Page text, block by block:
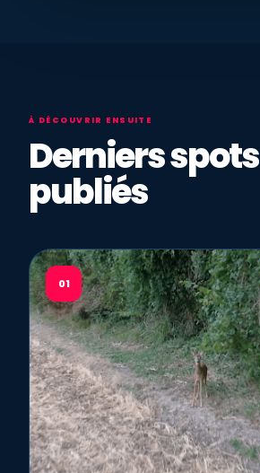
À DÉCOUVRIR ENSUITE
Derniers spots
publiés
01